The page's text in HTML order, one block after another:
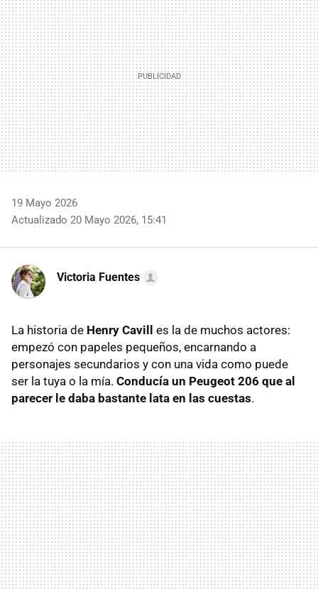
19 Mayo 2026
Actualizado 20 Mayo 2026, 15:41
Victoria Fuentes
La historia de Henry Cavill
es la de muchos actores:
empezó con papeles pequeños, encarnando a
personajes secundarios y con una vida como puede
ser la tuya o la mía. Conducía un Peugeot 206 que al
parecer le daba bastante lata en las cuestas.